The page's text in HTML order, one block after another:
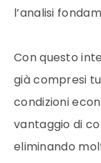
l’analisi
Con questo
già compresi
condizioni
vantaggio di
eliminando